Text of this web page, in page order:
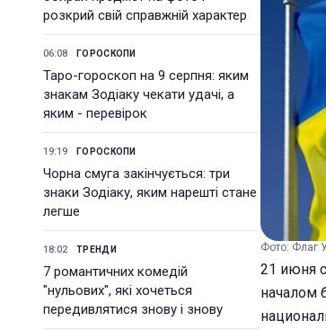
розкрий свій справжній характер
06:08 ГОРОСКОПИ
Таро-гороскоп на 9 серпня: яким
знакам Зодіаку чекати удачі, а
яким - перевірок
19:19 ГОРОСКОПИ
Чорна смуга закінчується: три
знаки Зодіаку, яким нарешті стане
легше
18:02 ТРЕНДИ
7 романтичних комедій
"нульових", які хочеться
передивлятися знову і знову
Фото: Флаг
21 июня
началом